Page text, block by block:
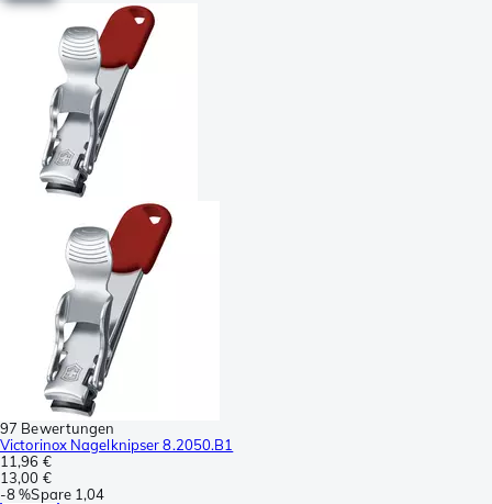
97 Bewertungen
Victorinox Nagelknipser 8.2050.B1
11,96 €
13,00 €
-8 %Spare 1,04